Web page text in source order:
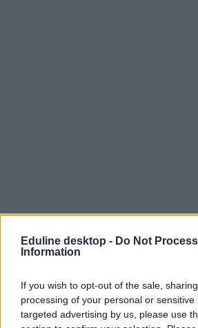
Eduline desktop - Do Not
Information
If you wish to opt-out of the sale,
processing of your personal or
targeted advertising by us, please use